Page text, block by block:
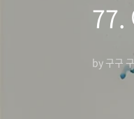
77.
by 구구